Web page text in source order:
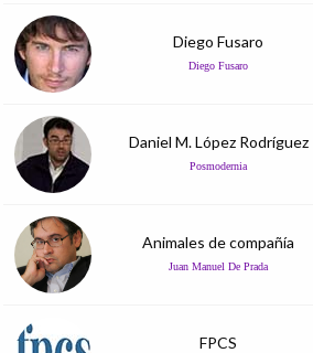
Diego Fusaro
Diego Fusaro
Daniel M. López Rodríguez
Posmodernia
Animales de compañía
Juan Manuel De Prada
FPCS